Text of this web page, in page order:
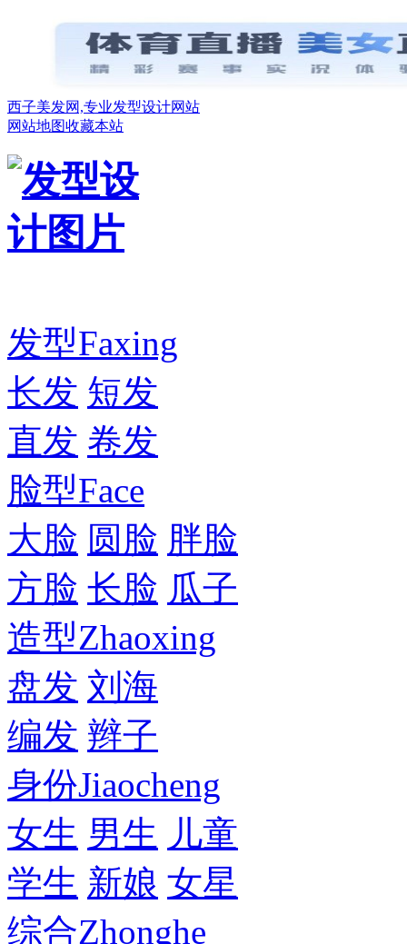
西子美发网,专业发型设计网站
网站地图收藏本站
发型Faxing
长发 短发
直发 卷发
脸型Face
大脸 圆脸 胖脸
方脸 长脸 瓜子
造型Zhaoxing
盘发 刘海
编发 辫子
身份Jiaocheng
女生 男生 儿童
学生 新娘 女星
综合Zhonghe